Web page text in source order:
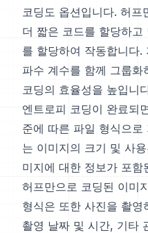
코딩도 옵션입니다. 허프
더 짧은 코드를 할당하
를 할당하여 작동합니다
파수 계수를 함께 그룹
코딩의 효율성을 높입니
엔트로피 코딩이 완료되
준에 따른 파일 형식으로
는 이미지의 크기 및 사
미지에 대한 정보가 포
허프만으로 코딩된 이미
형식은 또한 사진을 촬
촬영 날짜 및 시간, 기타